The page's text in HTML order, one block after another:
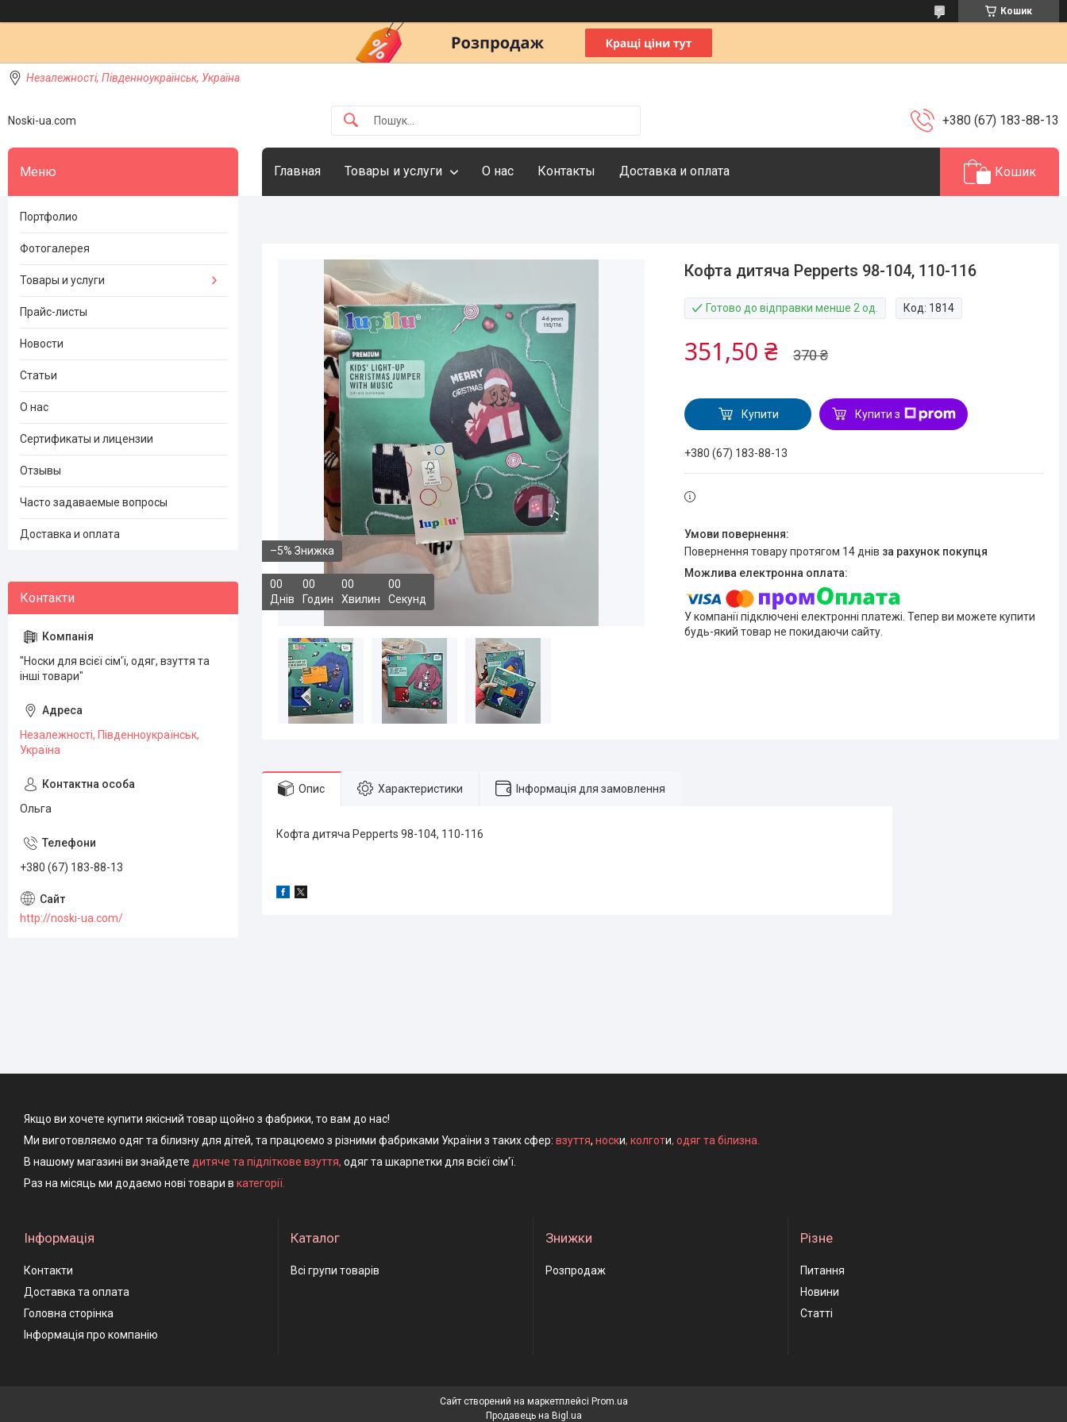
Кошик
Незалежності, Південноукраїнськ, Україна
Noski-ua.com +380 (67) 183-88-13
Главная Товары и услуги О нас Контакты Доставка и оплата Кошик
–5%
00
Днів
00
Годин
00
Хвилин
00
Секунд
Кофта дитяча Pepperts 98-104, 110-116
Готово до відправки менше 2 од. Код: 1814
370 ₴
351,50 ₴
Купити Купити з
+380 (67) 183-88-13
повернення товару протягом 14 днів за рахунок покупця
У компанії підключені електронні платежі. Тепер ви можете купити
будь-який товар не покидаючи сайту.
Опис Характеристики Інформація для замовлення
Кофта дитяча Pepperts 98-104, 110-116
Портфолио
Фотогалерея
Товары и услуги
Прайс-листы
Новости
Статьи
О нас
Сертификаты и лицензии
Отзывы
Часто задаваемые вопросы
Доставка и оплата
"Носки для всієї сім'ї, одяг, взуття та
інші товари"
Незалежності, Південноукраїнськ,
Україна
Ольга
+380 (67) 183-88-13
http://noski-ua.com/
Якщо ви хочете купити якісний товар щойно з фабрики, то вам до нас!
Ми виготовляємо одяг та білизну для дітей, та працюємо з різними фабриками України з таких сфер: взуття, носки, колготи, одяг та білизна.
В нашому магазині ви знайдете дитяче та підліткове взуття, одяг та шкарпетки для всієї сім'ї.
Раз на місяць ми додаємо нові товари в категорії.
Інформація
Контакти
Доставка та оплата
Головна сторінка
Інформація про компанію
Каталог
Всі групи товарів
Знижки
Розпродаж
Різне
Питання
Новини
Статті
Сайт створений на маркетплейсі Prom.ua
Продавець на Bigl.ua